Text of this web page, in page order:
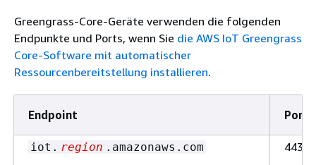
Greengrass-Core-Geräte verwenden die folgenden
Endpunkte und Ports, wenn Sie die AWS IoT Greengrass
Core-Software mit automatischer
Ressourcenbereitstellung installieren.
Endpoint Port
iot. region .amazonaws.com 443